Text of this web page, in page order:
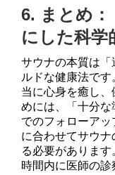
6. まとめ：
にした科学
サウナの本質は「
ルドな健康法で
当に心身を癒し
めには、「十分
でのフォローア
に合わせてサウ
る必要があります
時間内に医師の診